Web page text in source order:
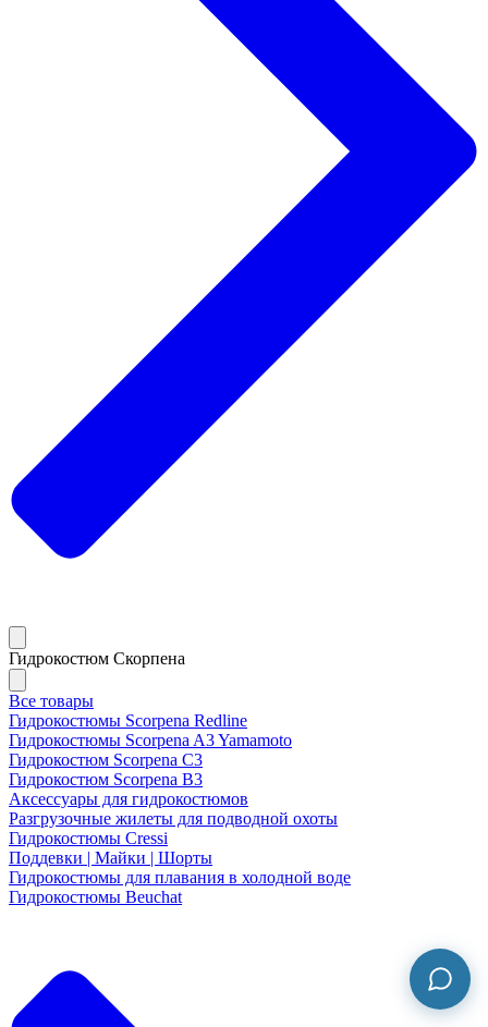
Гидрокостюм Скорпена
Все товары
Гидрокостюмы Scorpena Redline
Гидрокостюмы Scorpena A3 Yamamoto
Гидрокостюм Scorpena C3
Гидрокостюм Scorpena B3
Аксессуары для гидрокостюмов
Разгрузочные жилеты для подводной охоты
Гидрокостюмы Cressi
Поддевки | Майки | Шорты
Гидрокостюмы для плавания в холодной воде
Гидрокостюмы Beuchat